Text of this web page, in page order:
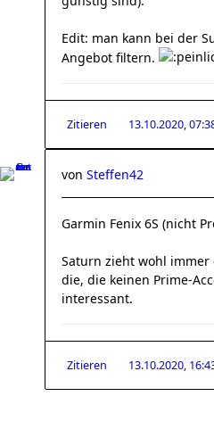
Edit: man kann bei der
Angebot filtern.
Zitieren 13.10.2020,
von Steffen42
Garmin Fenix 6S (nicht
Saturn zieht wohl
die, die keinen Prime-
interessant.
Zitieren 13.10.2020,